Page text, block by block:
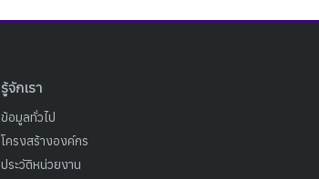
รู้จักเรา
ข้อมูลทั่วไป
โครงสร้างองค์กร
ประวัติหน่วยงาน